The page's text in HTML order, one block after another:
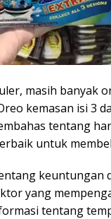
masih banyak
kemasan isi 3
tentang
untuk
keuntungan
yang
tentang